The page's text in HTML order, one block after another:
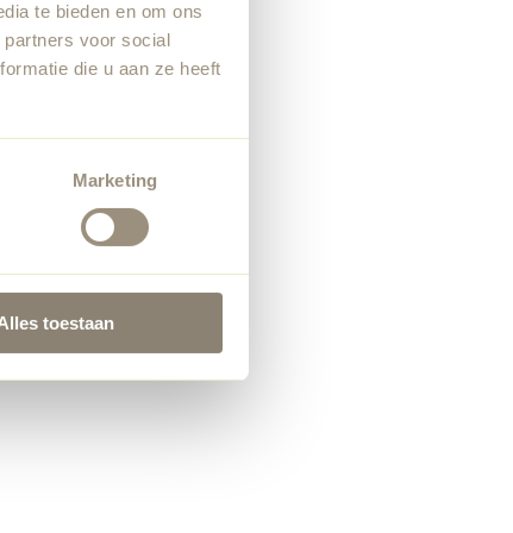
te bieden en om ons
voor social
die u aan ze heeft
Marketing
toestaan